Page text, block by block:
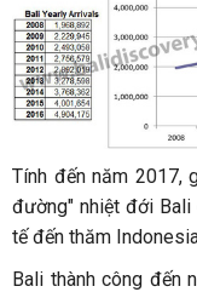
Tính đến năm 2017,
đường" nhiệt đới
tế đến thăm
Bali thành công đến